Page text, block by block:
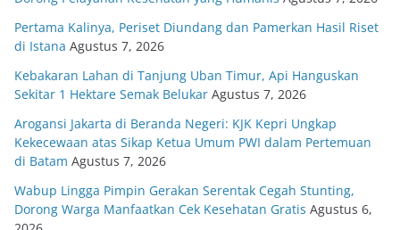
Pertama Kalinya, Periset Diundang dan Pamerkan Hasil Riset
di Istana Agustus 7, 2026
Kebakaran Lahan di Tanjung Uban Timur, Api Hanguskan
Sekitar 1 Hektare Semak Belukar Agustus 7, 2026
Arogansi Jakarta di Beranda Negeri: KJK Kepri Ungkap
Kekecewaan atas Sikap Ketua Umum PWI dalam Pertemuan
di Batam Agustus 7, 2026
Wabup Lingga Pimpin Gerakan Serentak Cegah Stunting,
Dorong Warga Manfaatkan Cek Kesehatan Gratis Agustus 6,